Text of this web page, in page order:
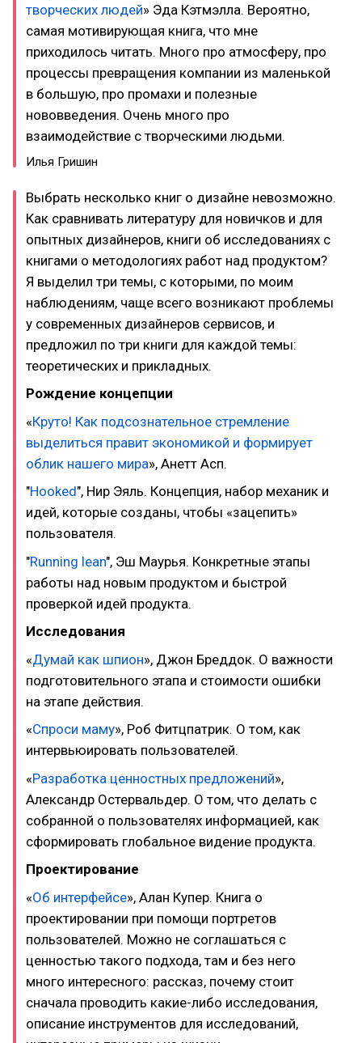
творческих людей» Эда Кэтмэлла. Вероятно,
самая мотивирующая книга, что мне
приходилось читать. Много про атмосферу, про
процессы превращения компании из маленькой
в большую, про промахи и полезные
нововведения. Очень много про
взаимодействие с творческими людьми.
Илья Гришин
Выбрать несколько книг о дизайне невозможно.
Как сравнивать литературу для новичков и для
опытных дизайнеров, книги об исследованиях с
книгами о методологиях работ над продуктом?
Я выделил три темы, с которыми, по моим
наблюдениям, чаще всего возникают проблемы
у современных дизайнеров сервисов, и
предложил по три книги для каждой темы:
теоретических и прикладных.
Рождение концепции
«Круто! Как подсознательное стремление
выделиться правит экономикой и формирует
облик нашего мира», Анетт Асп.
"Hooked", Нир Эяль. Концепция, набор механик и
идей, которые созданы, чтобы «зацепить»
пользователя.
"Running lean", Эш Маурья. Конкретные этапы
работы над новым продуктом и быстрой
проверкой идей продукта.
Исследования
«Думай как шпион», Джон Бреддок. О важности
подготовительного этапа и стоимости ошибки
на этапе действия.
«Спроси маму», Роб Фитцпатрик. О том, как
интервьюировать пользователей.
«Разработка ценностных предложений»,
Александр Остервальдер. О том, что делать с
собранной о пользователях информацией, как
сформировать глобальное видение продукта.
Проектирование
«Об интерфейсе», Алан Купер. Книга о
проектировании при помощи портретов
пользователей. Можно не соглашаться с
ценностью такого подхода, там и без него
много интересного: рассказ, почему стоит
сначала проводить какие-либо исследования,
описание инструментов для исследований,